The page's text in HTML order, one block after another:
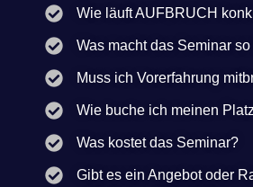
Wie läuft AUFBRUCH
Was macht das Seminar
Muss ich Vorerfahrung
Wie buche ich meinen
Was kostet das Seminar?
Gibt es ein Angebot oder